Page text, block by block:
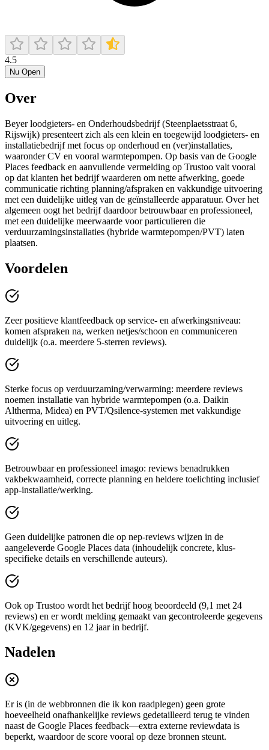
4.5
Nu Open
Over
Beyer loodgieters- en Onderhoudsbedrijf (Steenplaetsstraat 6,
Rijswijk) presenteert zich als een klein en toegewijd loodgieters- en
installatiebedrijf met focus op onderhoud en (ver)installaties,
waaronder CV en vooral warmtepompen. Op basis van de Google
Places feedback en aanvullende vermelding op Trustoo valt vooral
op dat klanten het bedrijf waarderen om nette afwerking, goede
communicatie richting planning/afspraken en vakkundige uitvoering
met een duidelijke uitleg van de geïnstalleerde apparatuur. Over het
algemeen oogt het bedrijf daardoor betrouwbaar en professioneel,
met een duidelijke meerwaarde voor particulieren die
verduurzamingsinstallaties (hybride warmtepompen/PVT) laten
plaatsen.
Voordelen
Zeer positieve klantfeedback op service- en afwerkingsniveau:
komen afspraken na, werken netjes/schoon en communiceren
duidelijk (o.a. meerdere 5-sterren reviews).
Sterke focus op verduurzaming/verwarming: meerdere reviews
noemen installatie van hybride warmtepompen (o.a. Daikin
Altherma, Midea) en PVT/Qsilence-systemen met vakkundige
uitvoering en uitleg.
Betrouwbaar en professioneel imago: reviews benadrukken
vakbekwaamheid, correcte planning en heldere toelichting inclusief
app-installatie/werking.
Geen duidelijke patronen die op nep-reviews wijzen in de
aangeleverde Google Places data (inhoudelijk concrete, klus-
specifieke details en verschillende auteurs).
Ook op Trustoo wordt het bedrijf hoog beoordeeld (9,1 met 24
reviews) en er wordt melding gemaakt van gecontroleerde gegevens
(KVK/gegevens) en 12 jaar in bedrijf.
Nadelen
Er is (in de webbronnen die ik kon raadplegen) geen grote
hoeveelheid onafhankelijke reviews gedetailleerd terug te vinden
naast de Google Places feedback—extra externe reviewdata is
beperkt, waardoor de score vooral op deze bronnen steunt.